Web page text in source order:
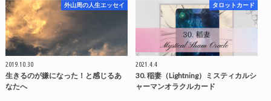
外山周の人生エッセイ
2019.10.30
生きるのが嫌になった！と感じるあ
なたへ
タロットカード
2021.4.4
30. 稲妻（Lightning）ミスティカルシ
ャーマンオラクルカード